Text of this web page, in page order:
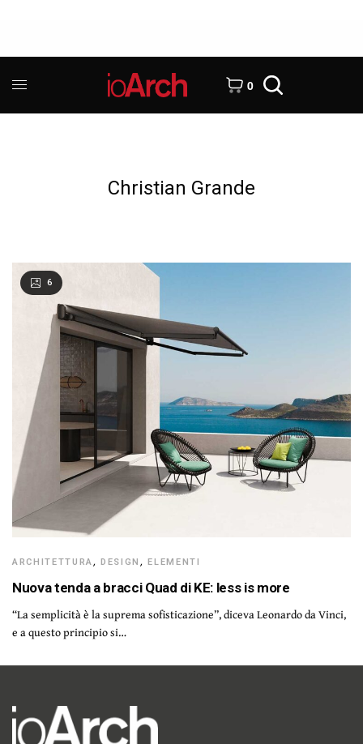
0
Christian Grande
6
ARCHITETTURA,DESIGN,ELEMENTI
Nuova tenda a bracci Quad di KE: less is more
“La semplicità è la suprema sofisticazione”, diceva Leonardo da Vinci,
e a questo principio si…